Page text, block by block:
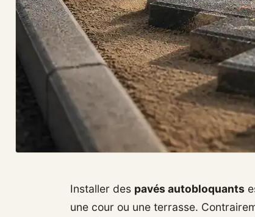
Installer des pavés autobloquants
une cour ou une terrasse.